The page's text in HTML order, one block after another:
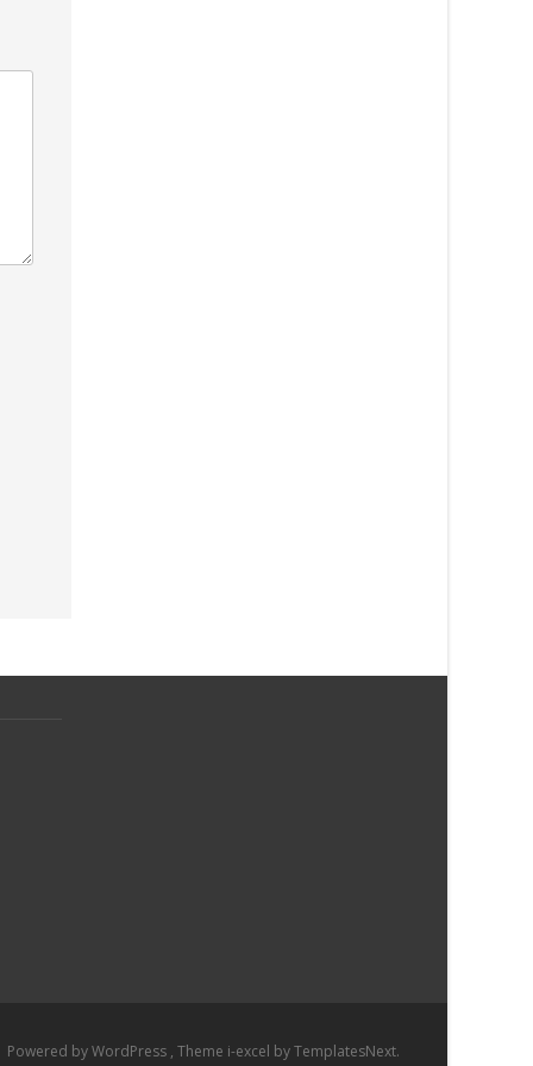
Powered by WordPress , Theme i-excel by TemplatesNext.